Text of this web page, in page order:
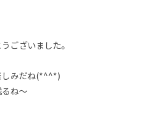
ございました。
しみだね(*^^*)
ね～